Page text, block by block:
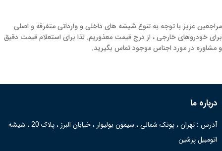
مراجعین عزیز با توجه به تنوع شیشه های داخلی و وارداتی متفرقه و اصلی
برای خودروهای خارجی ، از درج قیمت معذوریم. لذا برای استعلام قیمت دقیق
و مشاوره در مورد اجناس موجود تماس بگیرید.
درباره ما
آدرس : تهران ، پونک شمالی ، سیمون بولیوار ، خیابان البرز ، پلاک 20 ، شیشه
اتومبیل پرشین